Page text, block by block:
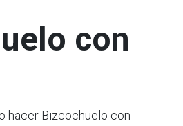
con
hacer Bizcochuelo con